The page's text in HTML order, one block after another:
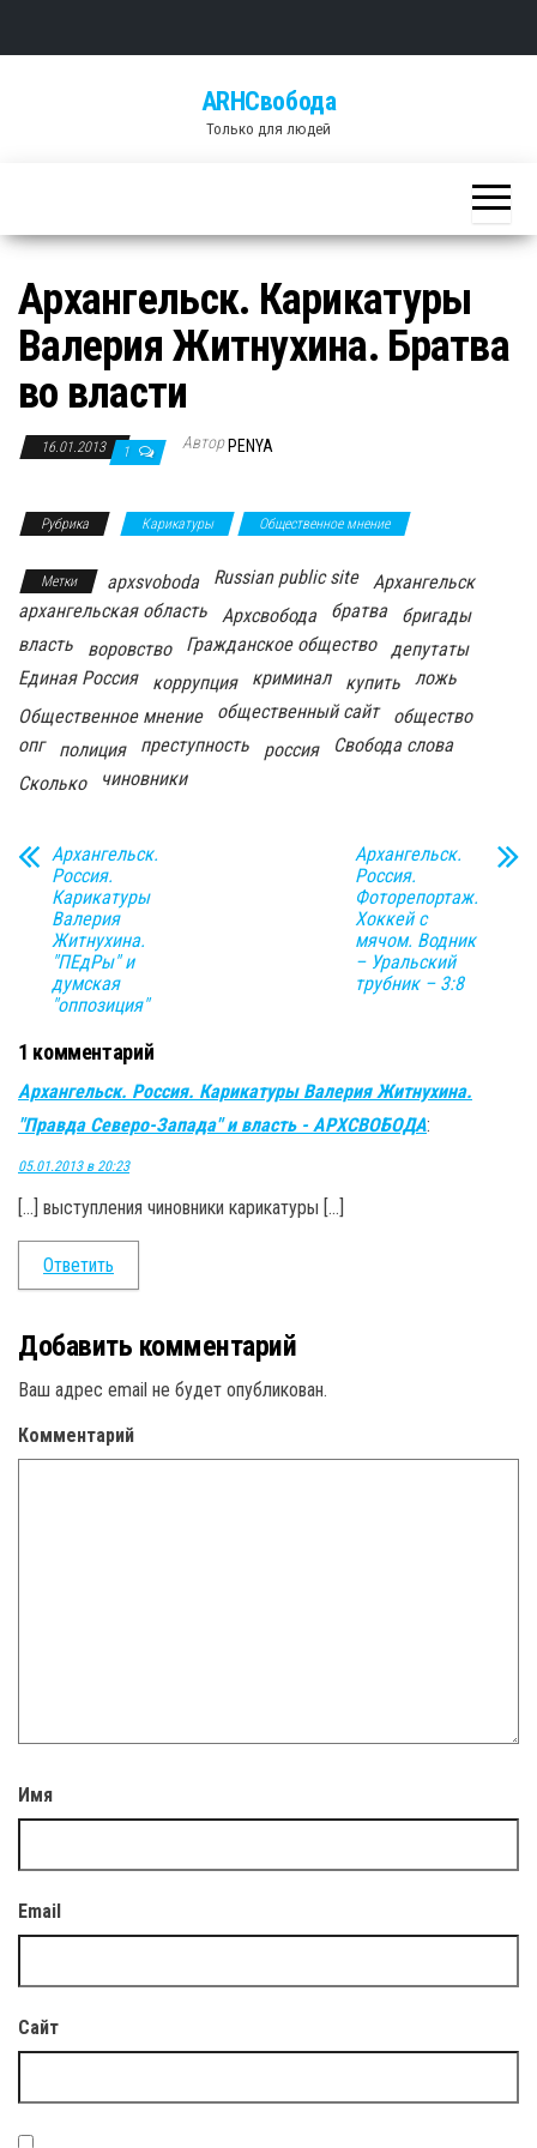
ARHСвобода
Только для людей
Архангельск. Карикатуры
Валерия Житнухина. Братва
во власти
16.01.2013 1 Автор PENYA
Рубрика Карикатуры Общественное мнение
Метки apxsvoboda Russian public site
Архангельск
архангельская область
Архсвобода братва
бригады
власть
воровство Гражданское общество
депутаты
Единая Россия
коррупция криминал купить
ложь
Общественное мнение
общественный сайт
общество
опг
полиция преступность россия
Свобода слова
Сколько
чиновники
Архангельск.
Россия.
Карикатуры
Валерия
Житнухина.
"ПЕдРы" и
думская
"оппозиция"
Архангельск.
Россия.
Фоторепортаж.
Хоккей с
мячом. Водник
– Уральский
трубник – 3:8
1 комментарий
Архангельск. Россия. Карикатуры Валерия Житнухина.
"Правда Северо-Запада" и власть - АРХСВОБОДА:
05.01.2013 в 20:23
[…] выступления чиновники карикатуры […]
Ответить
Добавить комментарий
Ваш адрес email не будет опубликован.
Комментарий
Имя
Email
Сайт